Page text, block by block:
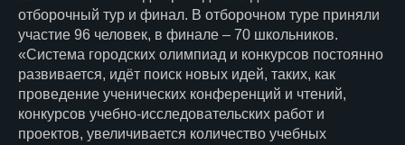
отборочный тур и финал. В отборочном туре приняли
участие 96 человек, в финале – 70 школьников.
«Система городских олимпиад и конкурсов постоянно
развивается, идёт поиск новых идей, таких, как
проведение ученических конференций и чтений,
конкурсов учебно-исследовательских работ и
проектов, увеличивается количество учебных